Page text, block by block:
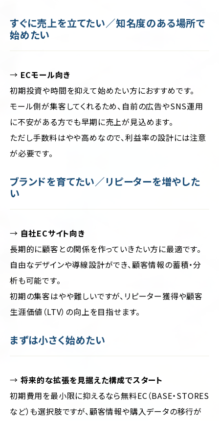
すぐに売上を立てたい／知名度のある場所で
始めたい
→ ECモール向き
初期投資や時間を抑えて始めたい方におすすめです。
モール側が集客してくれるため、自前の広告やSNS運用
に不安がある方でも早期に売上が見込めます。
ただし手数料はやや高めなので、利益率の設計には注意
が必要です。
ブランドを育てたい／リピーターを増やした
い
→ 自社ECサイト向き
長期的に顧客との関係を作っていきたい方に最適です。
自由なデザインや導線設計ができ、顧客情報の蓄積・分
析も可能です。
初期の集客はやや難しいですが、リピーター獲得や顧客
生涯価値（LTV）の向上を目指せます。
まずは小さく始めたい
→ 将来的な拡張を見据えた構成でスタート
初期費用を最小限に抑えるなら無料EC（BASE・STORES
など）も選択肢ですが、顧客情報や購入データの移行が